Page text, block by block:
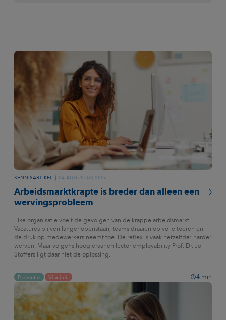
KENNISARTIKEL 04 AUGUSTUS 2026
Arbeidsmarktkrapte is breder dan alleen een
wervingsprobleem
Elke organisatie voelt de gevolgen van de krappe arbeidsmarkt.
Vacatures blijven langer openstaan, teams draaien op volle toeren en
de druk op medewerkers neemt toe. De reflex is vaak hetzelfde: harder
werven. Maar volgens hoogleraar en lector employability Prof. Dr. Jol
Stoffers ligt daar niet de oplossing.
Preventie Vitaliteit 4 min